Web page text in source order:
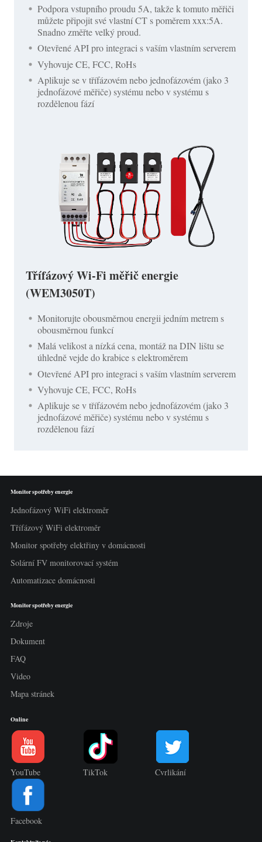
Podpora vstupního proudu 5A, takže k tomuto měřiči
můžete připojit své vlastní CT s poměrem xxx:5A.
Snadno změřte velký proud.
Otevřené API pro integraci s vaším vlastním serverem
Vyhovuje CE, FCC, RoHs
Aplikuje se v třífázovém nebo jednofázovém (jako 3
jednofázové měřiče) systému nebo v systému s
rozdělenou fází
Třífázový Wi-Fi měřič energie
(WEM3050T)
Monitorujte obousměrnou energii jedním metrem s
obousměrnou funkcí
Malá velikost a nízká cena, montáž na DIN lištu se
úhledně vejde do krabice s elektroměrem
Otevřené API pro integraci s vaším vlastním serverem
Vyhovuje CE, FCC, RoHs
Aplikuje se v třífázovém nebo jednofázovém (jako 3
jednofázové měřiče) systému nebo v systému s
rozdělenou fází
Monitor spotřeby energie
Jednofázový WiFi elektroměr
Třífázový WiFi elektroměr
Monitor spotřeby elektřiny v domácnosti
Solární FV monitorovací systém
Automatizace domácnosti
Monitor spotřeby energie
Zdroje
Dokument
FAQ
Video
Mapa stránek
Online
YouTube TikTok Cvrlikání
Facebook